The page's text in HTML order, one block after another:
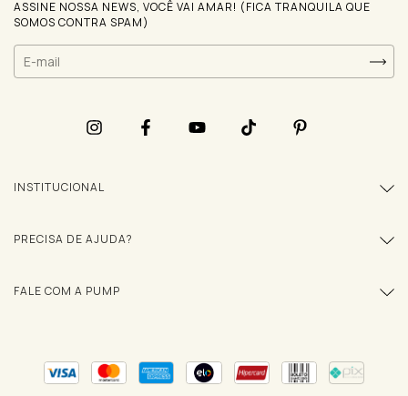
ASSINE NOSSA NEWS, VOCÊ VAI AMAR! (FICA TRANQUILA QUE
SOMOS CONTRA SPAM)
INSTITUCIONAL
PRECISA DE AJUDA?
FALE COM A PUMP